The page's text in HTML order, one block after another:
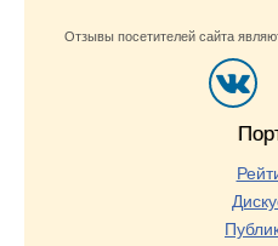
Отзывы посетителей сайта